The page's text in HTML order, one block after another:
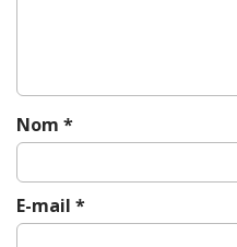
Nom *
E-mail *